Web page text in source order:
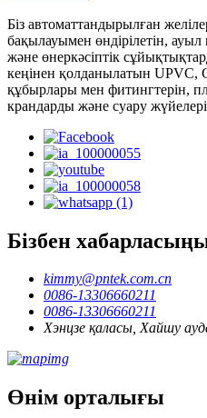
Біз автоматтандырылған
бақылауымен өндірілетін,
және өнеркәсіптік
кеңінен қолданылатын UPVC,
құбырлары мен фитингтерін,
крандарды және суару
Бізбен
kimmy@pntek.com.cn
0086-13306660211
0086-13306660211
Хэнцзе қаласы, Хайшу
Өнім орталығы